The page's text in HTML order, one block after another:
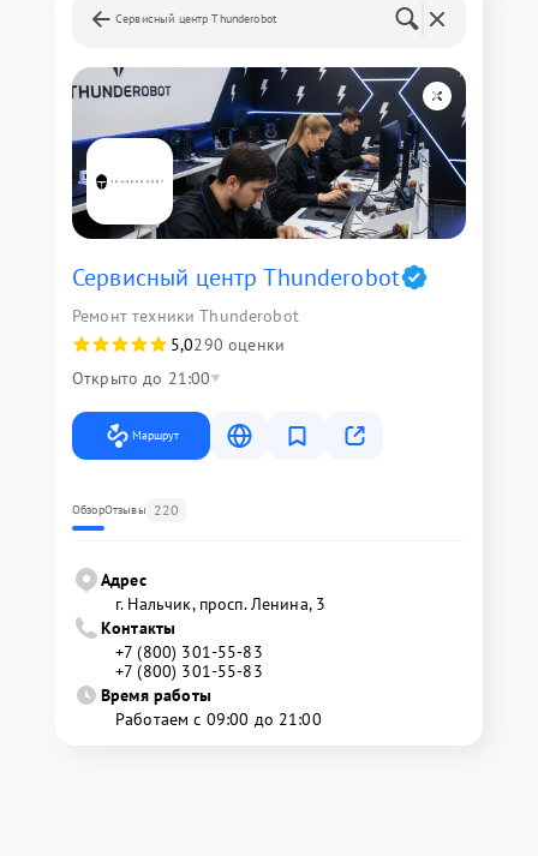
Сервисный центр Thunderobot
Сервисный центр Thunderobot
Ремонт техники Thunderobot
5,0290 оценки
Открыто до 21:00
Маршрут
ОбзорОтзывы 220
Адрес
г. Нальчик, просп. Ленина, 3
Контакты
+7 (800) 301-55-83
+7 (800) 301-55-83
Время работы
Работаем с 09:00 до 21:00